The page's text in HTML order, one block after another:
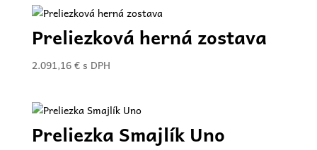
Preliezková herná zostava
2.091,16€ s DPH
Preliezka Smajlík Uno